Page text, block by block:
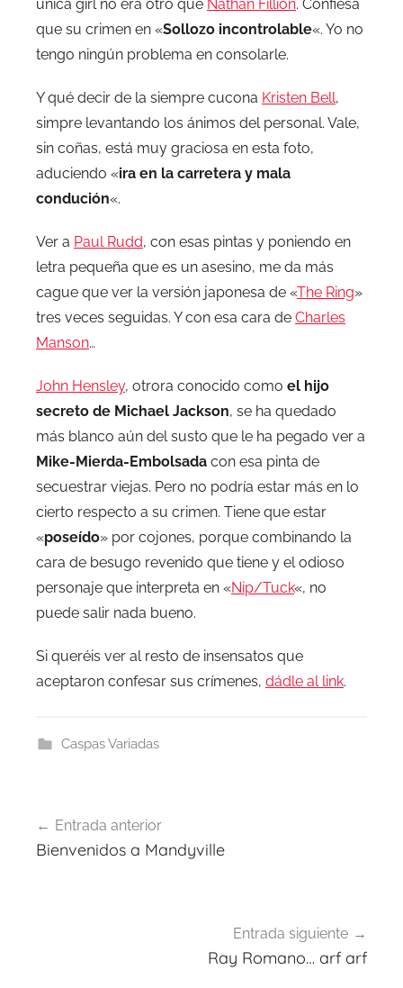
única girl no era otro que Nathan Fillion. Confiesa
que su crimen en «Sollozo incontrolable«. Yo no
tengo ningún problema en consolarle.
Y qué decir de la siempre cucona Kristen Bell,
simpre levantando los ánimos del personal. Vale,
sin coñas, está muy graciosa en esta foto,
aduciendo «ira en la carretera y mala
condución«.
Ver a Paul Rudd, con esas pintas y poniendo en
letra pequeña que es un asesino, me da más
cague que ver la versión japonesa de «The Ring»
tres veces seguidas. Y con esa cara de Charles
Manson…
John Hensley, otrora conocido como el hijo
secreto de Michael Jackson, se ha quedado
más blanco aún del susto que le ha pegado ver a
Mike-Mierda-Embolsada con esa pinta de
secuestrar viejas. Pero no podría estar más en lo
cierto respecto a su crimen. Tiene que estar
«poseído» por cojones, porque combinando la
cara de besugo revenido que tiene y el odioso
personaje que interpreta en «Nip/Tuck«, no
puede salir nada bueno.
Si queréis ver al resto de insensatos que
aceptaron confesar sus crímenes, dádle al link.
Caspas Variadas
de
Entrada anterior
Bienvenidos a Mandyville
Entrada siguiente
Ray Romano… arf arf